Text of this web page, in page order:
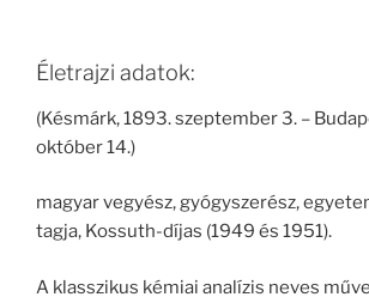
Életrajzi adatok:
(Késmárk, 1893. szeptember 3. –
október 14.)
magyar vegyész, gyógyszerész,
tagja, Kossuth-díjas (1949 és 1951).
A klasszikus kémiai analízis neves